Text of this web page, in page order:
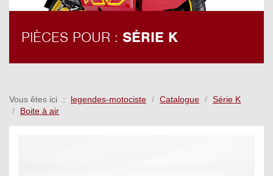
PIÈCES POUR : SÉRIE K
Vous êtes ici legendes-motociste Catalogue
Série K
Boite à air